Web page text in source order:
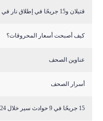
قتيلان و15 جريحًا في إطلاق نار في مدرسة في تايلاند...
كيف أصبحت أسعار المحروقات؟
عناوين الصحف
أسرار الصحف
15 جريحًا في 9 حوادث سير خلال 24 ساعة